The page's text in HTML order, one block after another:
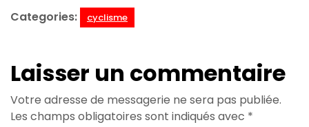
Categories:
cyclisme
Laisser un commentaire
Votre adresse de messagerie ne sera pas publiée.
Les champs obligatoires sont indiqués avec *